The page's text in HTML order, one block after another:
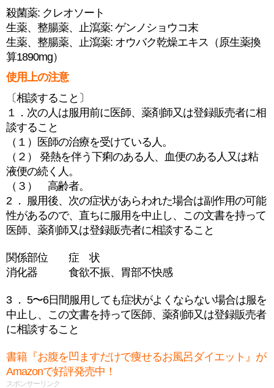
殺菌薬: クレオソート
生薬、整腸薬、止瀉薬: ゲンノショウコ末
生薬、整腸薬、止瀉薬: オウバク乾燥エキス（原生薬換
算1890mg）
使用上の注意
〔相談すること〕
１．次の人は服用前に医師、薬剤師又は登録販売者に相
談すること
（１）医師の治療を受けている人。
（２） 発熱を伴う下痢のある人、血便のある人又は粘
液便の続く人。
（３） 高齢者。
2 ． 服用後、次の症状があらわれた場合は副作用の可能
性があるので、直ちに服用を中止し、この文書を持って
医師、薬剤師又は登録販売者に相談すること
関係部位 症 状
消化器 食欲不振、胃部不快感
3 ． 5〜6日間服用しても症状がよくならない場合は服を
中止し、この文書を持って医師、薬剤師又は登録販売者
に相談すること
書籍『お腹を凹ますだけで痩せるお風呂ダイエット』が
Amazonで好評発売中！
スポンサーリンク